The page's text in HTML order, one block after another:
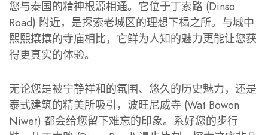
您与泰国的精神根源相通。它位于丁索路 (Dinso
Road) 附近，是探索老城区的理想下榻之所。与城中
熙熙攘攘的寺庙相比，它鲜为人知的魅力更能让您获
得更真实的体验。
无论您是被宁静祥和的氛围、悠久的历史魅力，还是
泰式建筑的精美所吸引，波旺尼威寺 (Wat Bowon
Niwet) 都会给您留下难忘的印象。系好您的步行